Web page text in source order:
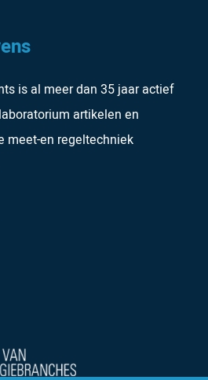
is al meer dan 35 jaar actief
artikelen en
meet-en regeltechniek